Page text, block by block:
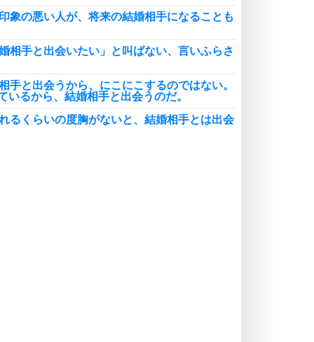
象の悪い人が、将来の結婚相手になることも
相手と出会いたい」と叫ばない、言いふらさ
手と出会うから、にこにこするのではない。
いるから、結婚相手と出会うのだ。
れるくらいの度胸がないと、結婚相手とは出会